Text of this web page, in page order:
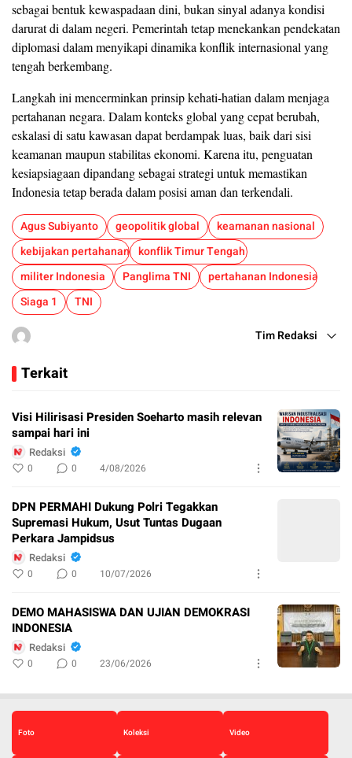
sebagai bentuk kewaspadaan dini, bukan sinyal adanya kondisi
darurat di dalam negeri. Pemerintah tetap menekankan pendekatan
diplomasi dalam menyikapi dinamika konflik internasional yang
tengah berkembang.
Langkah ini mencerminkan prinsip kehati-hatian dalam menjaga
pertahanan negara. Dalam konteks global yang cepat berubah,
eskalasi di satu kawasan dapat berdampak luas, baik dari sisi
keamanan maupun stabilitas ekonomi. Karena itu, penguatan
kesiapsiagaan dipandang sebagai strategi untuk memastikan
Indonesia tetap berada dalam posisi aman dan terkendali.
Agus Subiyanto geopolitik global
keamanan nasional
kebijakan pertahanan konflik Timur Tengah
militer Indonesia
Panglima TNI
pertahanan Indonesia
Siaga 1
TNI
Tim Redaksi
Terkait
Visi Hilirisasi Presiden Soeharto masih relevan
sampai hari ini
Redaksi
0 0 4/08/2026
DPN PERMAHI Dukung Polri Tegakkan
Supremasi Hukum, Usut Tuntas Dugaan
Perkara Jampidsus
Redaksi
0 0 10/07/2026
DEMO MAHASISWA DAN UJIAN DEMOKRASI
INDONESIA
Redaksi
0 0 23/06/2026
Foto Koleksi Video